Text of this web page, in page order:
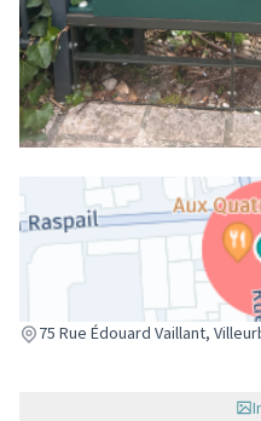
75 Rue Édouard Vaillant,
(Lien externe)